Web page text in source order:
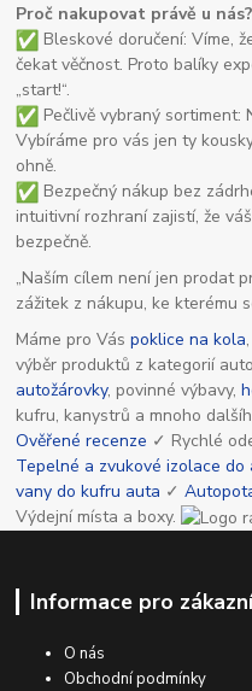
Proč nakupovat právě u nás?
Bleskové doručení: Víme,
čekat věčnost. Proto balíky
„start!“.
Pečlivě vybraný sortiment:
Vybíráme pro vás jen ty
ohně.
Bezpečný nákup bez
intuitivní rozhraní zajistí, že
bezpečně.
„Naším cílem není jen prodat
zážitek z nákupu, ke kterému
Máme pro Váspoklice na kola
výběr produktů z kategorií
autožárovky, povinné výbavy,
kufru, kanystrů a mnoho
Ověřené recenze ✓ Rychlé
Tepelné a zvukové izolace do
vany do kufru auta ✓
Výdejní místa a boxy.
Informace pro
O nás
Obchodní podmínky